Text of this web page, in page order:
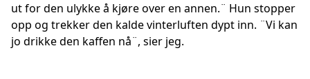
ut for den ulykke å kjøre over en annen.¨ Hun stopper
opp og trekker den kalde vinterluften dypt inn. ¨Vi kan
jo drikke den kaffen nå¨, sier jeg.